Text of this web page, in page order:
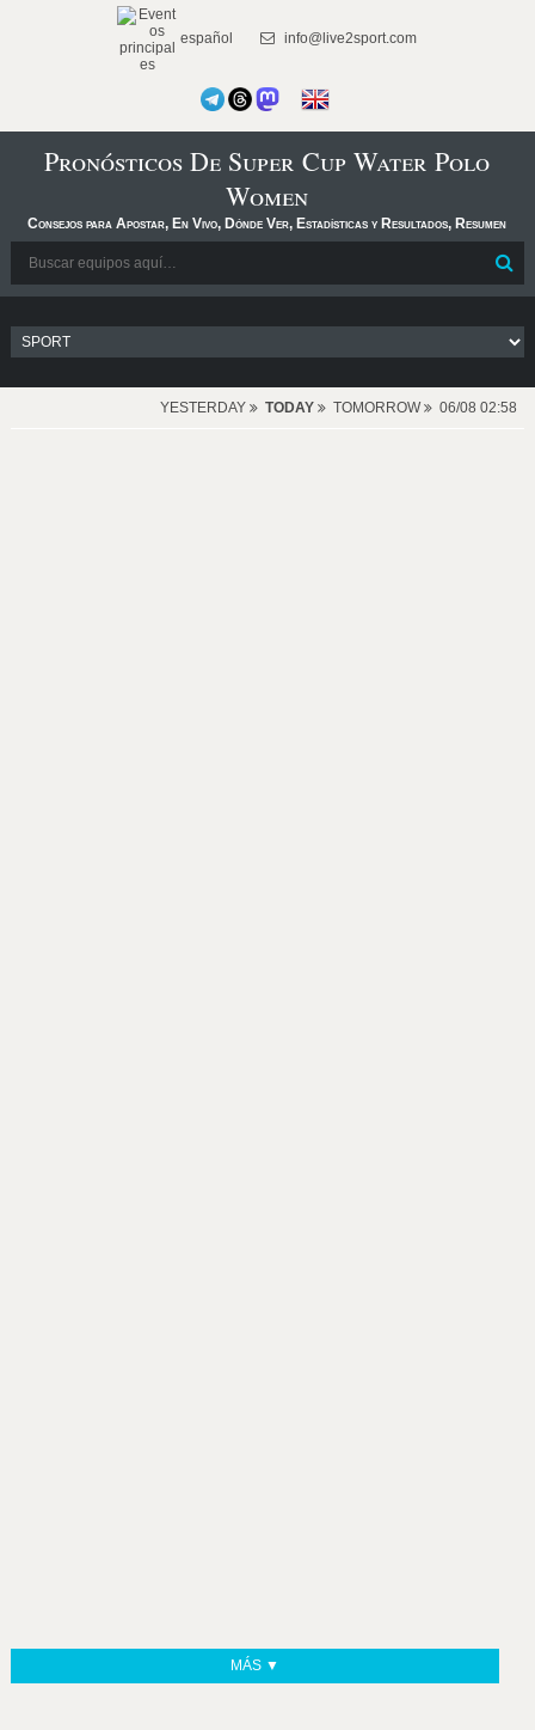
español info@live2sport.com
Pronósticos De Super Cup Water Polo
Women
Consejos para Apostar, En Vivo, Dónde Ver, Estadísticas y Resultados, Resumen
YESTERDAY TODAY TOMORROW 06/08 02:58
MÁS ▼